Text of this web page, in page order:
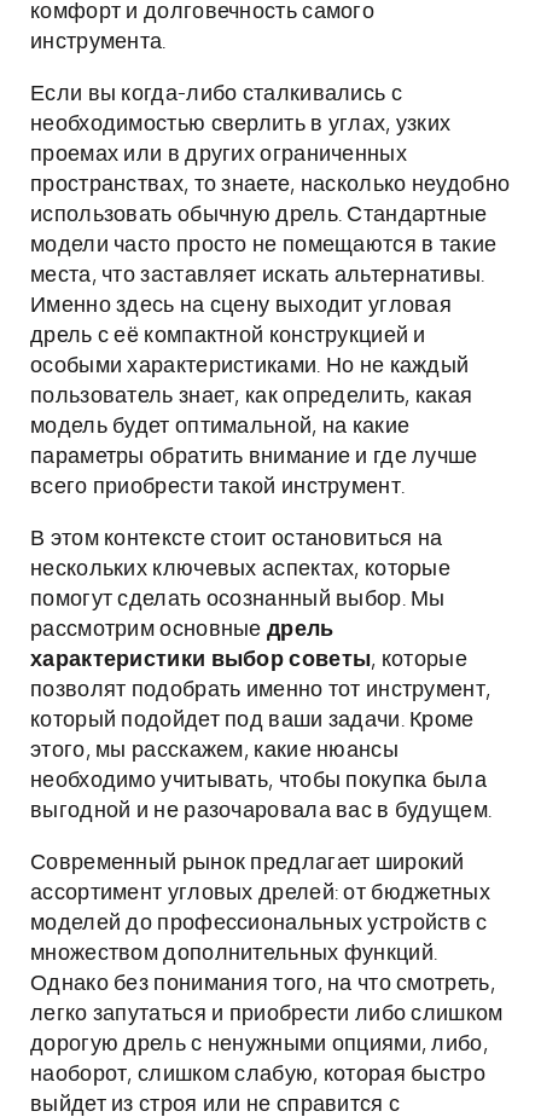
комфорт и долговечность самого
инструмента.
Если вы когда-либо сталкивались с
необходимостью сверлить в углах, узких
проемах или в других ограниченных
пространствах, то знаете, насколько неудобно
использовать обычную дрель. Стандартные
модели часто просто не помещаются в такие
места, что заставляет искать альтернативы.
Именно здесь на сцену выходит угловая
дрель с её компактной конструкцией и
особыми характеристиками. Но не каждый
пользователь знает, как определить, какая
модель будет оптимальной, на какие
параметры обратить внимание и где лучше
всего приобрести такой инструмент.
В этом контексте стоит остановиться на
нескольких ключевых аспектах, которые
помогут сделать осознанный выбор. Мы
рассмотрим основныедрель
характеристики выбор советы, которые
позволят подобрать именно тот инструмент,
который подойдет под ваши задачи. Кроме
этого, мы расскажем, какие нюансы
необходимо учитывать, чтобы покупка была
выгодной и не разочаровала вас в будущем.
Современный рынок предлагает широкий
ассортимент угловых дрелей: от бюджетных
моделей до профессиональных устройств с
множеством дополнительных функций.
Однако без понимания того, на что смотреть,
легко запутаться и приобрести либо слишком
дорогую дрель с ненужными опциями, либо,
наоборот, слишком слабую, которая быстро
выйдет из строя или не справится с